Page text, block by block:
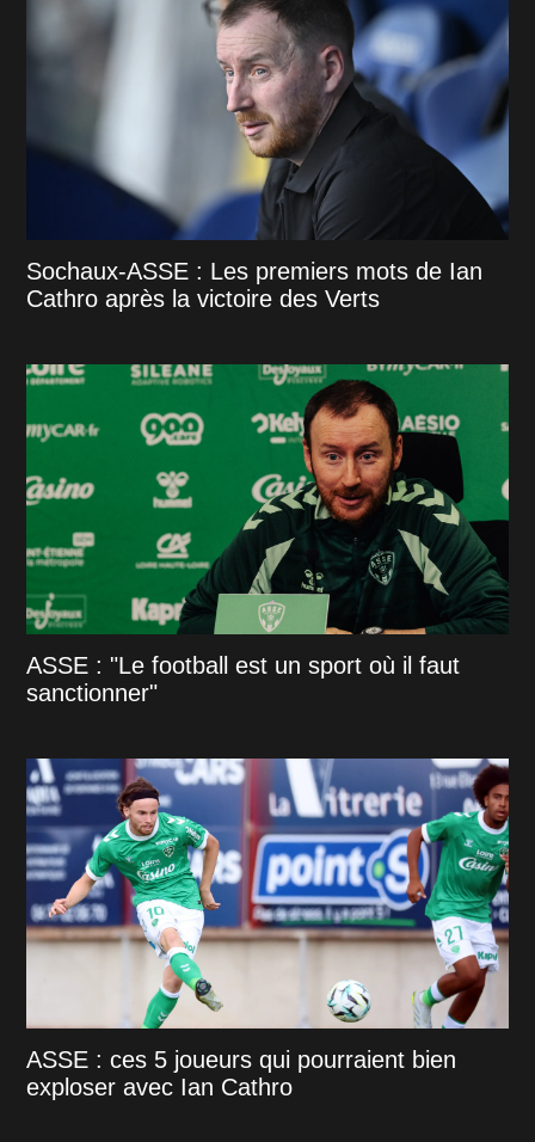
Sochaux-ASSE : Les premiers mots de Ian
Cathro après la victoire des Verts
ASSE : "Le football est un sport où il faut
sanctionner"
ASSE : ces 5 joueurs qui pourraient bien
exploser avec Ian Cathro